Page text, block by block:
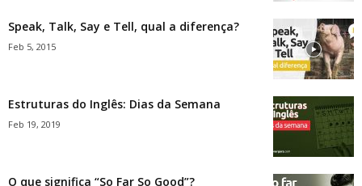
Speak, Talk, Say e Tell, qual a diferença?
Feb 5, 2015
Estruturas do Inglês: Dias da Semana
Feb 19, 2019
O que significa “So Far So Good”?